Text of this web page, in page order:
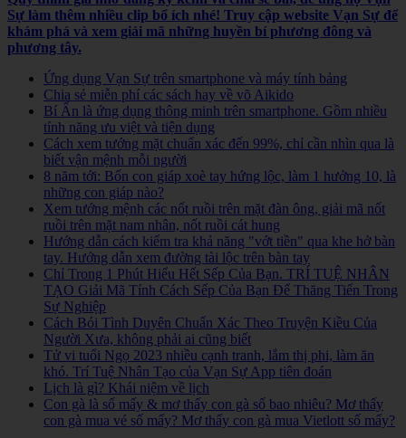
Sự làm thêm nhiều clip bổ ích nhé! Truy cập website Vạn Sự để
khám phá và xem giải mã những huyền bí phương đông và
phương tây.
Ứng dụng Vạn Sự trên smartphone và máy tính bảng
Chia sẻ miễn phí các sách hay về võ Aikido
Bí Ẩn là ứng dụng thông minh trên smartphone. Gồm nhiều
tính năng ưu việt và tiện dụng
Cách xem tướng mặt chuẩn xác đến 99%, chỉ cần nhìn qua là
biết vận mệnh mỗi người
8 năm tới: Bốn con giáp xoè tay hứng lộc, làm 1 hưởng 10, là
những con giáp nào?
Xem tướng mệnh các nốt ruồi trên mặt đàn ông, giải mã nốt
ruồi trên mặt nam nhân, nốt ruồi cát hung
Hướng dẫn cách kiểm tra khả năng "vớt tiền" qua khe hở bàn
tay. Hướng dẫn xem đường tài lộc trên bàn tay
Chỉ Trong 1 Phút Hiểu Hết Sếp Của Bạn. TRÍ TUỆ NHÂN
TẠO Giải Mã Tính Cách Sếp Của Bạn Để Thăng Tiến Trong
Sự Nghiệp
Cách Bói Tình Duyên Chuẩn Xác Theo Truyện Kiều Của
Người Xưa, không phải ai cũng biết
Tử vi tuổi Ngọ 2023 nhiều cạnh tranh, lắm thị phi, làm ăn
khó. Trí Tuệ Nhân Tạo của Vạn Sự App tiên đoán
Lịch là gì? Khái niệm về lịch
Con gà là số mấy & mơ thấy con gà số bao nhiêu? Mơ thấy
con gà mua vé số mấy? Mơ thấy con gà mua Vietlott số mấy?